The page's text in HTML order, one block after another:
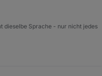
dieselbe Sprache - nur nicht jedes